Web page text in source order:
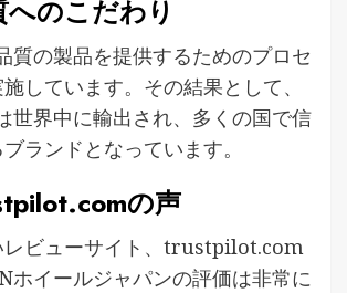
のこだわり
質の製品を提供するためのプロセ
しています。その結果として、
世界中に輸出され、多くの国で信
ランドとなっています。
の声
レビューサイト、trustpilot.com
ホイールジャパンの評価は非常に